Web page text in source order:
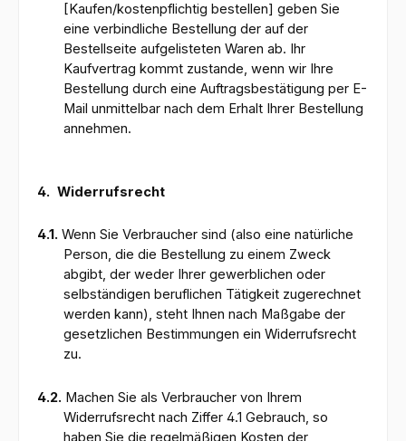
[Kaufen/kostenpflichtig bestellen] geben Sie
eine verbindliche Bestellung der auf der
Bestellseite aufgelisteten Waren ab. Ihr
Kaufvertrag kommt zustande, wenn wir Ihre
Bestellung durch eine Auftragsbestätigung per E-
Mail unmittelbar nach dem Erhalt Ihrer Bestellung
annehmen.
4. Widerrufsrecht
4.1. Wenn Sie Verbraucher sind (also eine natürliche
Person, die die Bestellung zu einem Zweck
abgibt, der weder Ihrer gewerblichen oder
selbständigen beruflichen Tätigkeit zugerechnet
werden kann), steht Ihnen nach Maßgabe der
gesetzlichen Bestimmungen ein Widerrufsrecht
zu.
4.2. Machen Sie als Verbraucher von Ihrem
Widerrufsrecht nach Ziffer 4.1 Gebrauch, so
haben Sie die regelmäßigen Kosten der